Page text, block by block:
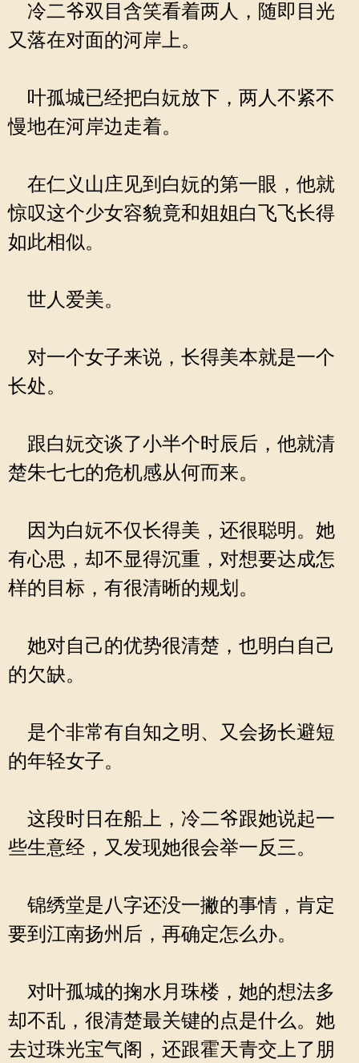
冷二爷双目含笑看着两人，随即目光
又落在对面的河岸上。
叶孤城已经把白妧放下，两人不紧不
慢地在河岸边走着。
在仁义山庄见到白妧的第一眼，他就
惊叹这个少女容貌竟和姐姐白飞飞长得
如此相似。
世人爱美。
对一个女子来说，长得美本就是一个
长处。
跟白妧交谈了小半个时辰后，他就清
楚朱七七的危机感从何而来。
因为白妧不仅长得美，还很聪明。她
有心思，却不显得沉重，对想要达成怎
样的目标，有很清晰的规划。
她对自己的优势很清楚，也明白自己
的欠缺。
是个非常有自知之明、又会扬长避短
的年轻女子。
这段时日在船上，冷二爷跟她说起一
些生意经，又发现她很会举一反三。
锦绣堂是八字还没一撇的事情，肯定
要到江南扬州后，再确定怎么办。
对叶孤城的掬水月珠楼，她的想法多
却不乱，很清楚最关键的点是什么。她
去过珠光宝气阁，还跟霍天青交上了朋